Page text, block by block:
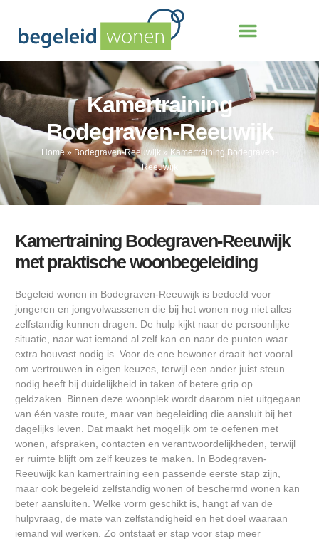
Kamertraining
Bodegraven-Reeuwijk
Home» Bodegraven-Reeuwijk »Kamertraining Bodegraven-
Reeuwijk
Kamertraining Bodegraven-Reeuwijk
met praktische woonbegeleiding
Begeleid wonen in Bodegraven-Reeuwijk is bedoeld voor
jongeren en jongvolwassenen die bij het wonen nog niet alles
zelfstandig kunnen dragen. De hulp kijkt naar de persoonlijke
situatie, naar wat iemand al zelf kan en naar de punten waar
extra houvast nodig is. Voor de ene bewoner draait het vooral
om vertrouwen in eigen keuzes, terwijl een ander juist steun
nodig heeft bij duidelijkheid in taken of betere grip op
geldzaken. Binnen deze woonplek wordt daarom niet uitgegaan
van één vaste route, maar van begeleiding die aansluit bij het
dagelijks leven. Dat maakt het mogelijk om te oefenen met
wonen, afspraken, contacten en verantwoordelijkheden, terwijl
er ruimte blijft om zelf keuzes te maken. In Bodegraven-
Reeuwijk kan kamertraining een passende eerste stap zijn,
maar ook begeleid zelfstandig wonen of beschermd wonen kan
beter aansluiten. Welke vorm geschikt is, hangt af van de
hulpvraag, de mate van zelfstandigheid en het doel waaraan
iemand wil werken. Zo ontstaat er stap voor stap meer